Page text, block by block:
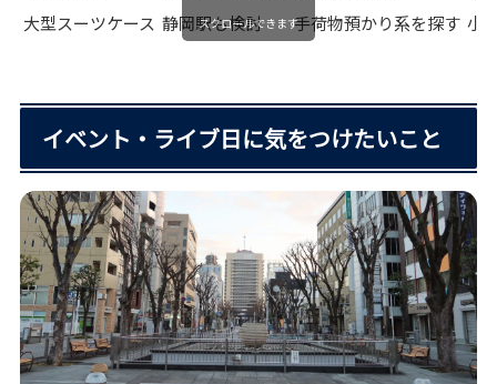
大型スーツケース 静岡駅も検討 手荷物預かり系を探す 小
スクロールできます
イベント・ライブ日に気をつけたいこと